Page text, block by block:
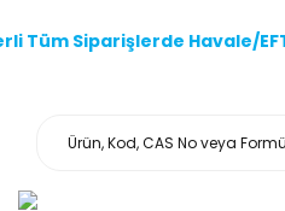
Tüm Siparişlerde Havale/